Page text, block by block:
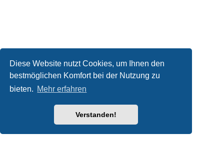
Diese Website nutzt Cookies, um Ihnen den
bestmöglichen Komfort bei der Nutzung zu
bieten. Mehr erfahren
Verstanden!